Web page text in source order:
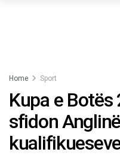
Home Sport
Kupa e Botës
sfidon